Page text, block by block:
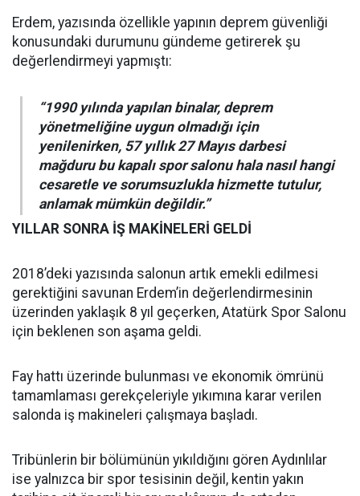
Erdem, yazısında özellikle yapının deprem güvenliği
konusundaki durumunu gündeme getirerek şu
değerlendirmeyi yapmıştı:
“1990 yılında yapılan binalar, deprem
yönetmeliğine uygun olmadığı için
yenilenirken, 57 yıllık 27 Mayıs darbesi
mağduru bu kapalı spor salonu hala nasıl hangi
cesaretle ve sorumsuzlukla hizmette tutulur,
anlamak mümkün değildir.”
YILLAR SONRA İŞ MAKİNELERİ GELDİ
2018’deki yazısında salonun artık emekli edilmesi
gerektiğini savunan Erdem’in değerlendirmesinin
üzerinden yaklaşık 8 yıl geçerken, Atatürk Spor Salonu
için beklenen son aşama geldi.
Fay hattı üzerinde bulunması ve ekonomik ömrünü
tamamlaması gerekçeleriyle yıkımına karar verilen
salonda iş makineleri çalışmaya başladı.
Tribünlerin bir bölümünün yıkıldığını gören Aydınlılar
ise yalnızca bir spor tesisinin değil, kentin yakın